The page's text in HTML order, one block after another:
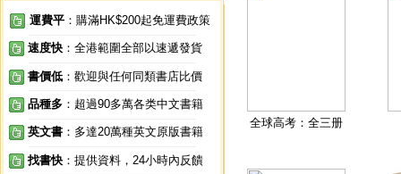
運費平 ：購滿HK$200起免運費政策
速度快 ：全港範圍全部以速遞發貨
書價低 ：歡迎與任何同類書店比價
品種多 ：超過90多萬各类中文書籍
英文書 ：多達20萬種英文原版書籍
找書快 ：提供資料，24小時內反饋
全球高考：全三册